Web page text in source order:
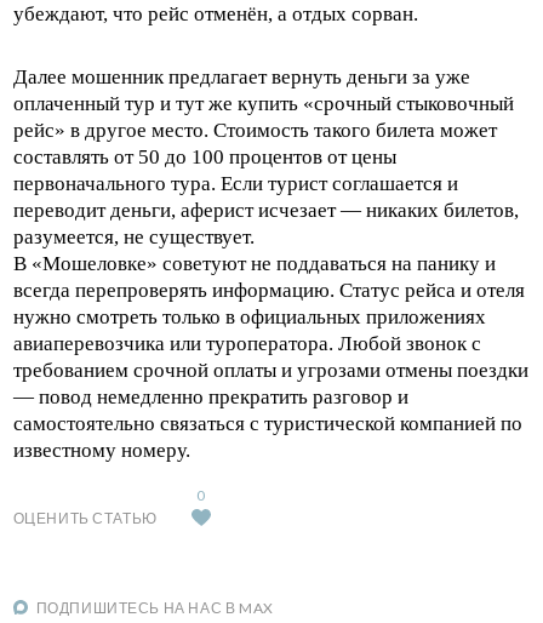
убеждают, что рейс отменён, а отдых сорван.
Далее мошенник предлагает вернуть деньги за уже
оплаченный тур и тут же купить «срочный стыковочный
рейс» в другое место. Стоимость такого билета может
составлять от 50 до 100 процентов от цены
первоначального тура. Если турист соглашается и
переводит деньги, аферист исчезает — никаких билетов,
разумеется, не существует.
В «Мошеловке» советуют не поддаваться на панику и
всегда перепроверять информацию. Статус рейса и отеля
нужно смотреть только в официальных приложениях
авиаперевозчика или туроператора. Любой звонок с
требованием срочной оплаты и угрозами отмены поездки
— повод немедленно прекратить разговор и
самостоятельно связаться с туристической компанией по
известному номеру.
ОЦЕНИТЬ СТАТЬЮ
0
ПОДПИШИТЕСЬ НА НАС В MAX